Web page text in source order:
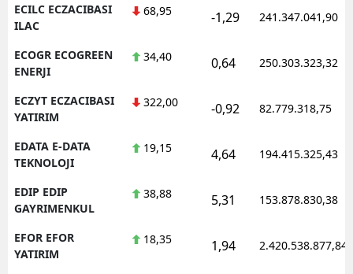
ECILC ECZACIBASI
ILAC
68,95 -1,29 241.347.041,90
ECOGR ECOGREEN
ENERJI
34,40 0,64 250.303.323,32
ECZYT ECZACIBASI
YATIRIM
322,00 -0,92 82.779.318,75
EDATA E-DATA
TEKNOLOJI
19,15 4,64 194.415.325,43
EDIP EDIP
GAYRIMENKUL
38,88 5,31 153.878.830,38
EFOR EFOR
YATIRIM
18,35 1,94 2.420.538.877,84